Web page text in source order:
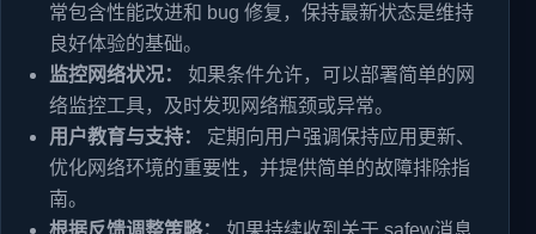
常包含性能改进和 bug 修复，保持最新状态是维持
良好体验的基础。
监控网络状况：
如果条件允许，可以部署简单的网
络监控工具，及时发现网络瓶颈或异常。
用户教育与支持：
定期向用户强调保持应用更新、
优化网络环境的重要性，并提供简单的故障排除指
南。
根据反馈调整策略：
如果持续收到关于 safew消息